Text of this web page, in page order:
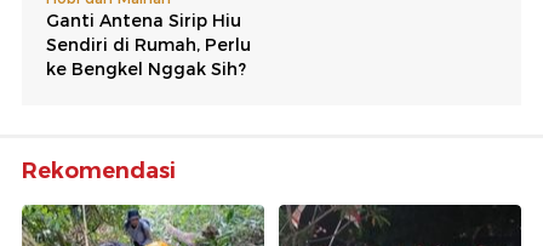
Rekomendasi